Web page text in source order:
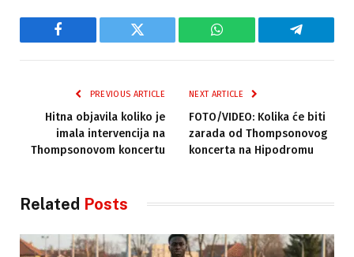
Facebook Twitter WhatsApp Telegram
PREVIOUS ARTICLE
Hitna objavila koliko je
imala intervencija na
Thompsonovom koncertu
NEXT ARTICLE
FOTO/VIDEO: Kolika će biti
zarada od Thompsonovog
koncerta na Hipodromu
Related Posts